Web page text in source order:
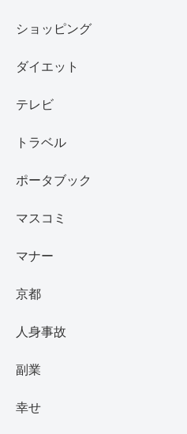
ショッピング
ダイエット
テレビ
トラベル
ポータブック
マスコミ
マナー
京都
人身事故
副業
幸せ